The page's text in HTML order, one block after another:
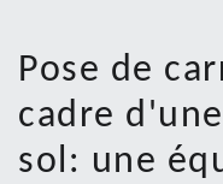
Pose de
cadre
sol: une